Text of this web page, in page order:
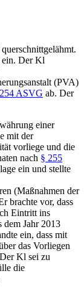
ein. Der Kl
(PVA)
ASVG ab. Der
einer
mit der
vorliege und die
nach § 255
ein und stellte
(Maßnahmen der
brachte vor, dass
Eintritt ins
dem Jahr 2013
ein, dass mit
das Vorliegen
Kl sei zu
die